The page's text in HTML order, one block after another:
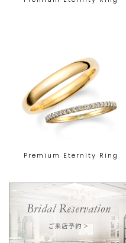
Premium Eternity Ring